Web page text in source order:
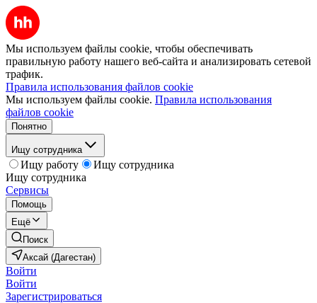
Мы используем файлы cookie, чтобы обеспечивать
правильную работу нашего веб-сайта и анализировать сетевой
трафик.
Правила использования файлов cookie
Мы используем файлы cookie. Правила использования
файлов cookie
Понятно
Ищу сотрудника
Ищу работу
Ищу сотрудника
Ищу сотрудника
Сервисы
Помощь
Ещё
Поиск
Аксай (Дагестан)
Войти
Войти
Зарегистрироваться